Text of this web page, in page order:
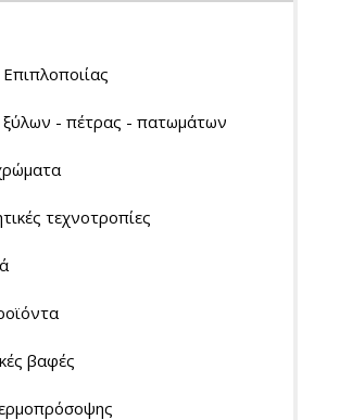
Επιπλοποιίας
ξύλων - πέτρας - πατωμάτων
τεχνοτροπίες
βαφές